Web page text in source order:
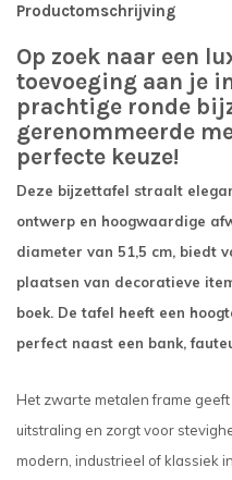
Productomschrijving
Op zoek naar een
toevoeging aan je
prachtige ronde
gerenommeerde
perfecte keuze!
Deze bijzettafel straalt
ontwerp en hoogwaardige
diameter van 51,5 cm, biedt
plaatsen van decoratieve
boek. De tafel heeft een
perfect naast een bank,
Het zwarte metalen frame
uitstraling en zorgt voor
modern, industrieel of klassiek